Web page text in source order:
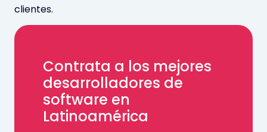
clientes.
Contrata a los mejores
desarrolladores de
software en
Latinoamérica